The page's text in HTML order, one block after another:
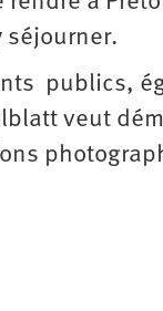
séjourner.
publics,
veut